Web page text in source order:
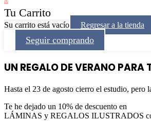
Tu Carrito
Su carrito está vacío Regresar a la tienda
Seguir comprando
UN REGALO DE VERANO PARA
Hasta el 23 de agosto cierro el estudio, pero
Te he dejado un 10% de descuento en
LÁMINAS y REGALOS ILUSTRADOS